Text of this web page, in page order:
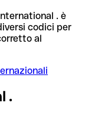
. è
codici per
al
.